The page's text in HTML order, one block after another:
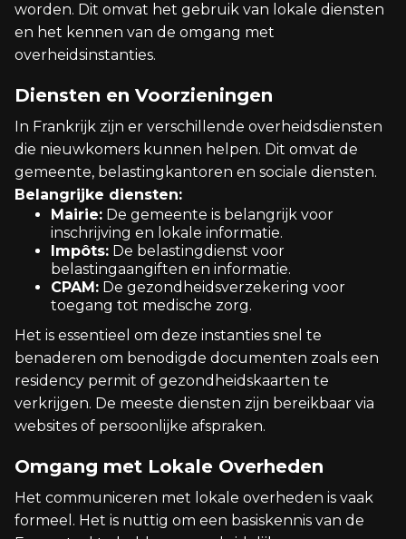
worden. Dit omvat het gebruik van lokale diensten
en het kennen van de omgang met
overheidsinstanties.
Diensten en Voorzieningen
In Frankrijk zijn er verschillende overheidsdiensten
die nieuwkomers kunnen helpen. Dit omvat de
gemeente, belastingkantoren en sociale diensten.
Belangrijke diensten:
Mairie: De gemeente is belangrijk voor
inschrijving en lokale informatie.
Impôts: De belastingdienst voor
belastingaangiften en informatie.
CPAM: De gezondheidsverzekering voor
toegang tot medische zorg.
Het is essentieel om deze instanties snel te
benaderen om benodigde documenten zoals een
residency permit of gezondheidskaarten te
verkrijgen. De meeste diensten zijn bereikbaar via
websites of persoonlijke afspraken.
Omgang met Lokale Overheden
Het communiceren met lokale overheden is vaak
formeel. Het is nuttig om een basiskennis van de